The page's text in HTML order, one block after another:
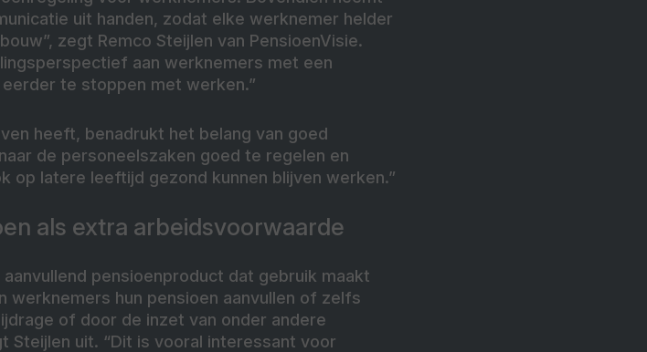
uit handen, zodat elke werknemer helder
zegt Remco Steijlen van PensioenVisie.
aan werknemers met een
te stoppen met werken.”
heeft, benadrukt het belang van goed
de personeelszaken goed te regelen en
op latere leeftijd gezond kunnen blijven werken.”
als extra arbeidsvoorwaarde
pensioenproduct dat gebruik maakt
werknemers hun pensioen aanvullen of zelfs
of door de inzet van onder andere
Steijlen uit. “Dit is vooral interessant voor